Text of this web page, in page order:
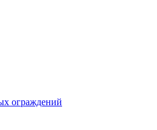
ограждений